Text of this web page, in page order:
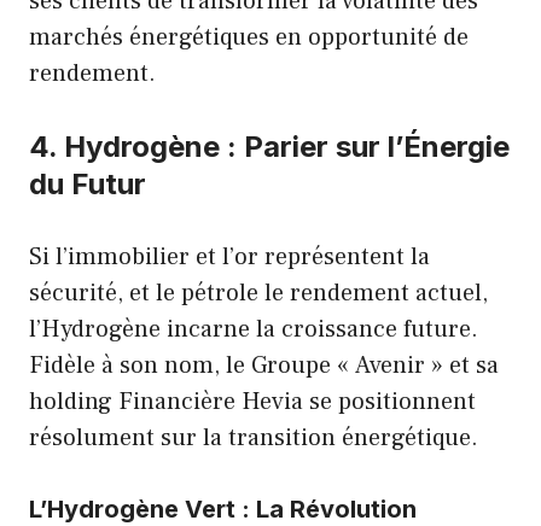
marchés énergétiques en opportunité de
rendement.
4. Hydrogène : Parier sur l’Énergie
du Futur
Si l’immobilier et l’or représentent la
sécurité, et le pétrole le rendement actuel,
l’Hydrogène incarne la croissance future.
Fidèle à son nom, le Groupe « Avenir » et sa
holding Financière Hevia se positionnent
résolument sur la transition énergétique.
L’Hydrogène Vert : La Révolution